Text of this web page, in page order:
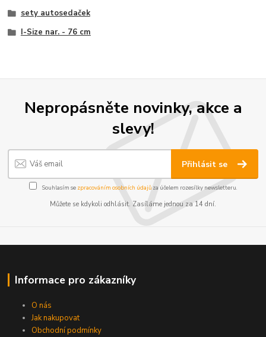
sety autosedaček
I-Size nar. - 76 cm
Nepropásněte novinky, akce a
slevy!
Přihlásit se
Souhlasím se zpracováním osobních údajůza účelem rozesílky newsletteru.
Můžete se kdykoli odhlásit. Zasíláme jednou za 14 dní.
Informace pro zákazníky
O nás
Jak nakupovat
Obchodní podmínky